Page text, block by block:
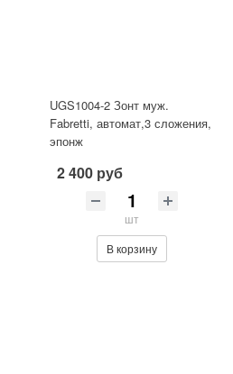
UGS1004-2 Зонт муж.
Fabretti, автомат,3 сложения,
эпонж
2 400 руб
шт
В корзину